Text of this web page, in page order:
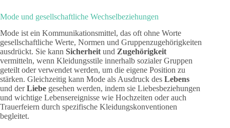
Mode und gesellschaftliche Wechselbeziehungen
Mode ist ein Kommunikationsmittel, das oft ohne Worte
gesellschaftliche Werte, Normen und Gruppenzugehörigkeiten
ausdrückt. Sie kann Sicherheit und Zugehörigkeit
vermitteln, wenn Kleidungsstile innerhalb sozialer Gruppen
geteilt oder verwendet werden, um die eigene Position zu
stärken. Gleichzeitig kann Mode als Ausdruck des Lebens
und derLiebe gesehen werden, indem sie Liebesbeziehungen
und wichtige Lebensereignisse wie Hochzeiten oder auch
Trauerfeiern durch spezifische Kleidungskonventionen
begleitet.